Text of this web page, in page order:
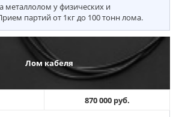
металлолом у физических и
партий от 1кг до 100 тонн лома.
Лом кабеля
870 000 руб.